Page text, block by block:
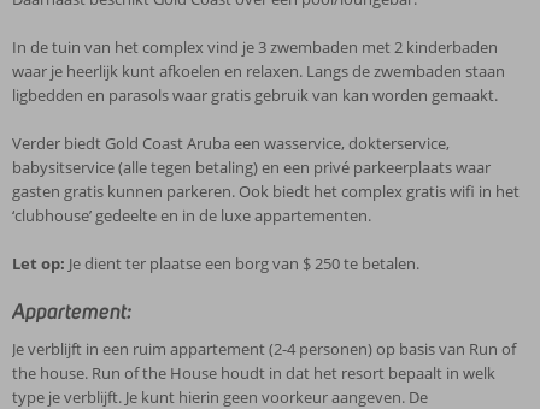
In de tuin van het complex vind je 3 zwembaden met 2 kinderbaden
waar je heerlijk kunt afkoelen en relaxen. Langs de zwembaden staan
ligbedden en parasols waar gratis gebruik van kan worden gemaakt.
Verder biedt Gold Coast Aruba een wasservice, dokterservice,
babysitservice (alle tegen betaling) en een privé parkeerplaats waar
gasten gratis kunnen parkeren. Ook biedt het complex gratis wifi in het
‘clubhouse’ gedeelte en in de luxe appartementen.
Let op: Je dient ter plaatse een borg van $ 250 te betalen.
Appartement:
Je verblijft in een ruim appartement (2-4 personen) op basis van Run of
the house. Run of the House houdt in dat het resort bepaalt in welk
type je verblijft. Je kunt hierin geen voorkeur aangeven. De